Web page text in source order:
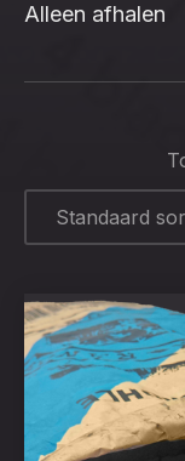
Alleen afhalen